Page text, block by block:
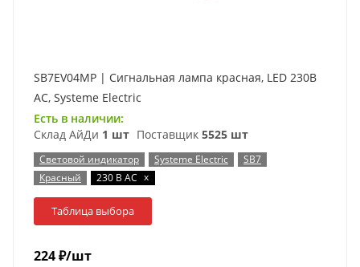
SB7EV04MP | Сигнальная лампа красная, LED 230В
АС, Systeme Electric
Есть в наличии:
Склад АйДи 1 шт Поставщик 5525 шт
Световой индикатор Systeme Electric
SB7
Красный
230 В AC x
Таблица выбора
224₽/шт